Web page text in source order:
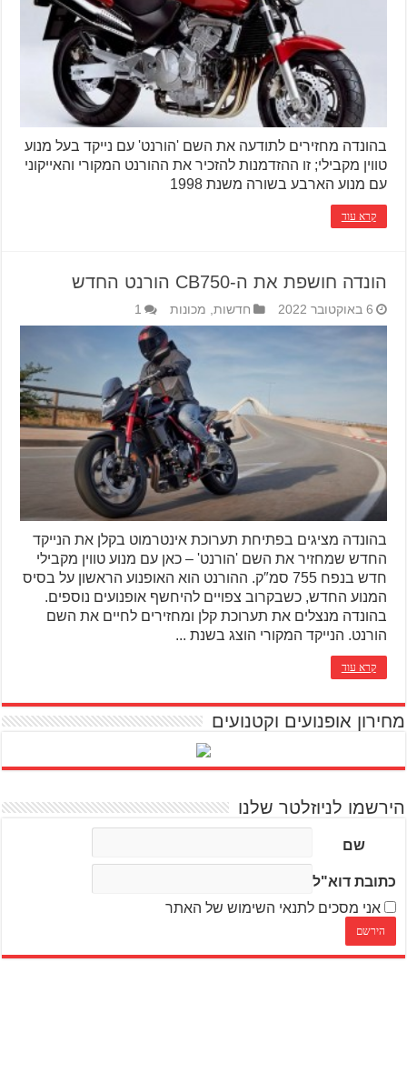
בהונדה מחזירים לתודעה את השם 'הורנט' עם נייקד בעל מנוע
טווין מקבילי; זו ההזדמנות להזכיר את ההורנט המקורי והאייקוני
עם מנוע הארבע בשורה משנת 1998
קרא עוד
הונדה חושפת את ה-CB750 הורנט החדש
6 באוקטובר 2022 חדשות, מכונות 1
בהונדה מציגים בפתיחת תערוכת אינטרמוט בקלן את הנייקד
החדש שמחזיר את השם 'הורנט' – כאן עם מנוע טווין מקבילי
חדש בנפח 755 סמ″ק. ההורנט הוא האופנוע הראשון על בסיס
המנוע החדש, כשבקרוב צפויים להיחשף אופנועים נוספים.
בהונדה מנצלים את תערוכת קלן ומחזירים לחיים את השם
הורנט. הנייקד המקורי הוצג בשנת ...
קרא עוד
מחירון אופנועים וקטנועים
הירשמו לניוזלטר שלנו
שם
כתובת דוא"ל
אני מסכים לתנאי השימוש של האתר